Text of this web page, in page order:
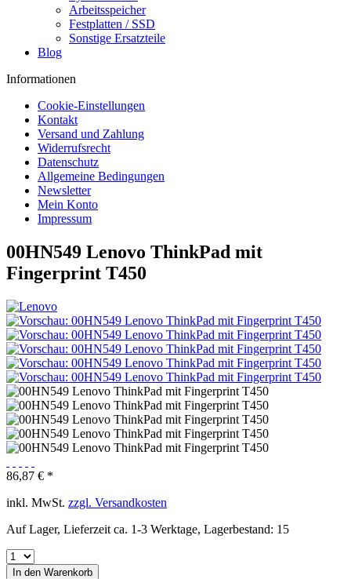
Arbeitsspeicher
Festplatten / SSD
Sonstige Ersatzteile
Blog
Informationen
Cookie-Einstellungen
Kontakt
Versand und Zahlung
Widerrufsrecht
Datenschutz
Allgemeine Bedingungen
Newsletter
Mein Konto
Impressum
00HN549 Lenovo ThinkPad mit
Fingerprint T450
86,87 € *
inkl. MwSt. zzgl. Versandkosten
Auf Lager, Lieferzeit ca. 1-3 Werktage, Lagerbestand: 15
In den Warenkorb